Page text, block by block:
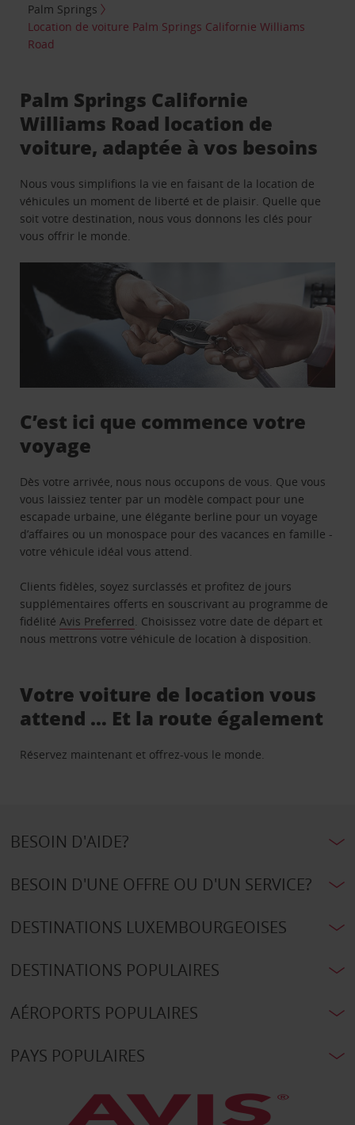
Palm Springs
Location de voiture Palm Springs Californie Williams
Road
Palm Springs Californie
Williams Road location de
voiture, adaptée à vos besoins
Nous vous simplifions la vie en faisant de la location de
véhicules un moment de liberté et de plaisir. Quelle que
soit votre destination, nous vous donnons les clés pour
vous offrir le monde.
C’est ici que commence votre
voyage
Dès votre arrivée, nous nous occupons de vous. Que vous
vous laissiez tenter par un modèle compact pour une
escapade urbaine, une élégante berline pour un voyage
d’affaires ou un monospace pour des vacances en famille -
votre véhicule idéal vous attend.
Clients fidèles, soyez surclassés et profitez de jours
supplémentaires offerts en souscrivant au programme de
fidélitéAvis Preferred. Choisissez votre date de départ et
nous mettrons votre véhicule de location à disposition.
Votre voiture de location vous
attend … Et la route également
Réservez maintenant et offrez-vous le monde.
BESOIN D'AIDE?
BESOIN D'UNE OFFRE OU D'UN SERVICE?
DESTINATIONS LUXEMBOURGEOISES
DESTINATIONS POPULAIRES
AÉROPORTS POPULAIRES
PAYS POPULAIRES